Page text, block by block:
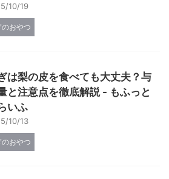
10/19
のおやつ
は梨の皮を食べても大丈夫？与
と注意点を徹底解説 - もふっと
いふ
10/13
のおやつ